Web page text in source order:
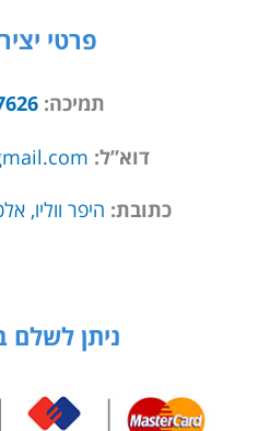
פרטי
תמיכה:
דוא”ל:
כתובת: היפר ווליו,
ניתן